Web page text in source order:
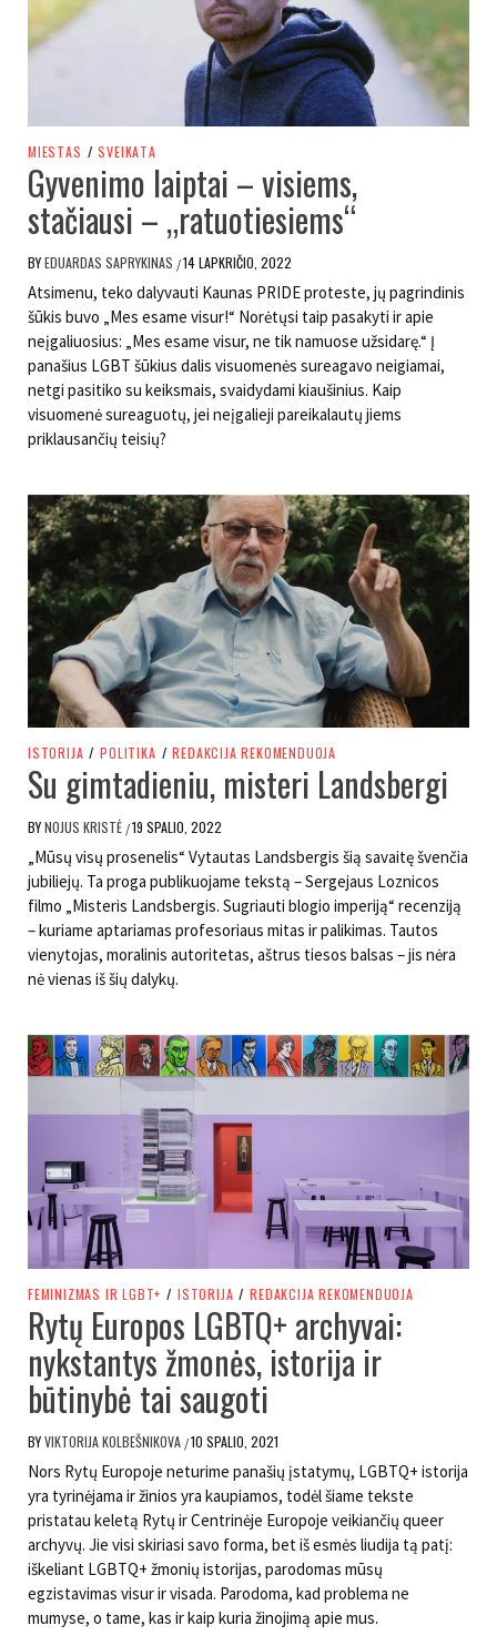
MIESTAS / SVEIKATA
Gyvenimo laiptai – visiems,
stačiausi – „ratuotiesiems“
BYEDUARDAS SAPRYKINAS /14 LAPKRIČIO, 2022
Atsimenu, teko dalyvauti Kaunas PRIDE proteste, jų pagrindinis
šūkis buvo „Mes esame visur!“ Norėtųsi taip pasakyti ir apie
neįgaliuosius: „Mes esame visur, ne tik namuose užsidarę.“ Į
panašius LGBT šūkius dalis visuomenės sureagavo neigiamai,
netgi pasitiko su keiksmais, svaidydami kiaušinius. Kaip
visuomenė sureaguotų, jei neįgalieji pareikalautų jiems
priklausančių teisių?
ISTORIJA / POLITIKA / REDAKCIJA REKOMENDUOJA
Su gimtadieniu, misteri Landsbergi
BYNOJUS KRISTĖ /19 SPALIO, 2022
„Mūsų visų prosenelis“ Vytautas Landsbergis šią savaitę švenčia
jubiliejų. Ta proga publikuojame tekstą – Sergejaus Loznicos
filmo „Misteris Landsbergis. Sugriauti blogio imperiją“ recenziją
– kuriame aptariamas profesoriaus mitas ir palikimas. Tautos
vienytojas, moralinis autoritetas, aštrus tiesos balsas – jis nėra
nė vienas iš šių dalykų.
FEMINIZMAS IR LGBT+ / ISTORIJA / REDAKCIJA REKOMENDUOJA
Rytų Europos LGBTQ+ archyvai:
nykstantys žmonės, istorija ir
būtinybė tai saugoti
BYVIKTORIJA KOLBEŠNIKOVA /10 SPALIO, 2021
Nors Rytų Europoje neturime panašių įstatymų, LGBTQ+ istorija
yra tyrinėjama ir žinios yra kaupiamos, todėl šiame tekste
pristatau keletą Rytų ir Centrinėje Europoje veikiančių queer
archyvų. Jie visi skiriasi savo forma, bet iš esmės liudija tą patį:
iškeliant LGBTQ+ žmonių istorijas, parodomas mūsų
egzistavimas visur ir visada. Parodoma, kad problema ne
mumyse, o tame, kas ir kaip kuria žinojimą apie mus.